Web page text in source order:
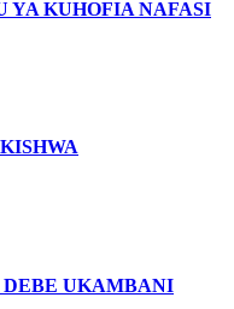
YA KUHOFIA NAFASI
UKAMBANI